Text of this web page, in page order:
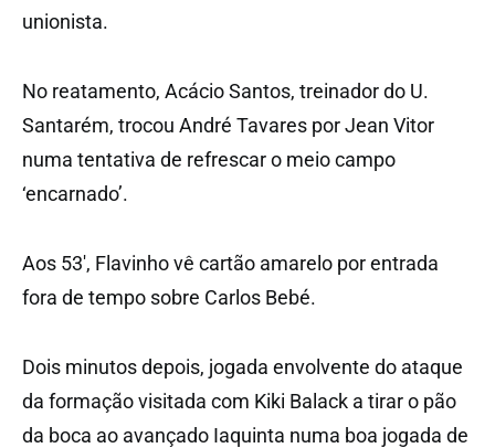
unionista.
No reatamento, Acácio Santos, treinador do U.
Santarém, trocou André Tavares por Jean Vitor
numa tentativa de refrescar o meio campo
‘encarnado’.
Aos 53′, Flavinho vê cartão amarelo por entrada
fora de tempo sobre Carlos Bebé.
Dois minutos depois, jogada envolvente do ataque
da formação visitada com Kiki Balack a tirar o pão
da boca ao avançado Iaquinta numa boa jogada de